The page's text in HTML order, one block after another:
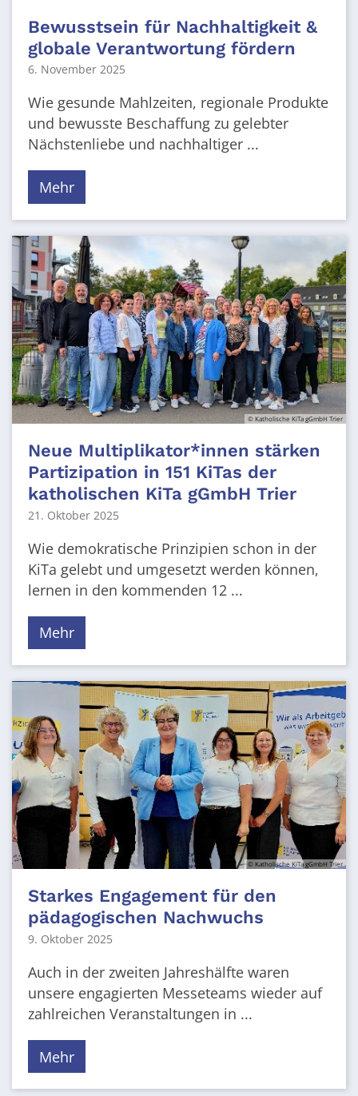
Bewusstsein für Nachhaltigkeit &
globale Verantwortung fördern
6. November 2025
Wie gesunde Mahlzeiten, regionale Produkte
und bewusste Beschaffung zu gelebter
Nächstenliebe und nachhaltiger ...
Mehr
© Katholische KiTa gGmbH Trier
Neue Multiplikator*innen stärken
Partizipation in 151 KiTas der
katholischen KiTa gGmbH Trier
21. Oktober 2025
Wie demokratische Prinzipien schon in der
KiTa gelebt und umgesetzt werden können,
lernen in den kommenden 12 ...
Mehr
© Katholische KiTa gGmbH Trier
Starkes Engagement für den
pädagogischen Nachwuchs
9. Oktober 2025
Auch in der zweiten Jahreshälfte waren
unsere engagierten Messeteams wieder auf
zahlreichen Veranstaltungen in ...
Mehr